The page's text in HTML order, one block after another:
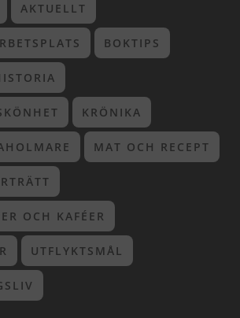
AKTUELLT
BOKTIPS
KRÖNIKA
MAT OCH RECEPT
OCH KAFÉER
UTFLYKTSMÅL